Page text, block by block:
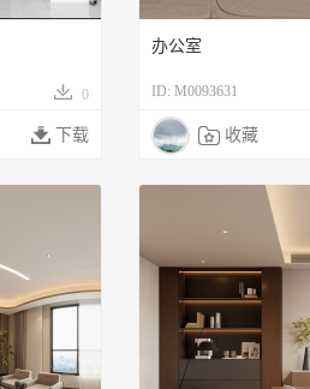
0
 下载
办公室
ID: M0093631
 收藏